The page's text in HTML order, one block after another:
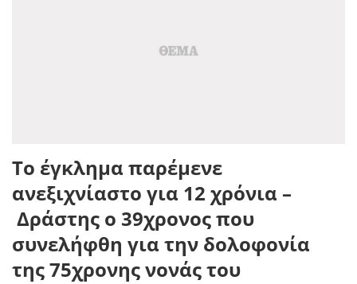
Το έγκλημα παρέμενε
ανεξιχνίαστο για 12 χρόνια –
Δράστης ο 39χρονος που
συνελήφθη για την δολοφονία
της 75χρονης νονάς του